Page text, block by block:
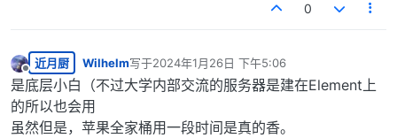
0
离线
近月厨 Wilhelm写于2024年1月26日 下午5:06
最后由 编辑
是底层小白（不过大学内部交流的服务器是建在Element上
的所以也会用
虽然但是，苹果全家桶用一段时间是真的香。